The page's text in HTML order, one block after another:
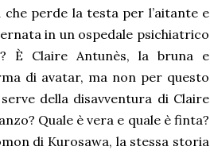
perde la testa per l’aitante e
in un ospedale psichiatrico
È Claire Antunès, la bruna e
di avatar, ma non per questo
della disavventura di Claire
Quale è vera e quale è finta?
di Kurosawa, la stessa storia